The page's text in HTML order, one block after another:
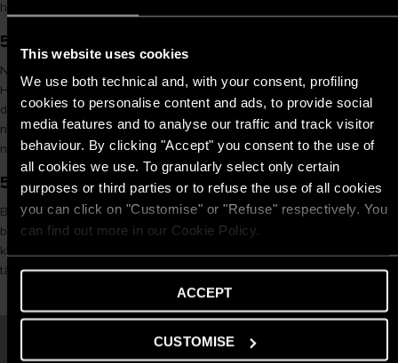
This website uses cookies
We use both technical and, with your consent, profiling
cookies to personalise content and ads, to provide social
media features and to analyse our traffic and track visitor
behaviour. By clicking "Accept" you consent to the use of
all cookies we use. To granularly select only certain
purposes or third parties or to refuse the use of all cookies
you can click on "Customise" or "Refuse" respectively. You
can find out more in our Cookie Policy.
ACCEPT
CUSTOMISE
hạn chế lãng phí điện năng và giảm áp lực lên hệ thống gia nhiệt.
5.3. Tận dụng các chức năng thông minh
Nếu máy nước nóng được trang bị các chế độ như Eco, Heat Pump,
Hybrid, Vacation, hẹn giờ hoặc điều khiển thông minh, bạn nên sử
dụng các tính năng này phù hợp với nhu cầu thực tế. Những chức
năng này giúp tối ưu mức tiêu thụ năng lượng và bảo đảm nguồn nước
nóng ổn định.
5.4. Giảm thời gian sử dụng bình nóng lạnh
Bạn không nên để máy hoạt động liên tục trong thời gian dài. Đối với
bình nóng lạnh gián tiếp, bạn chỉ cần bật máy trước khi sử dụng
khoảng 15 - 20 phút hoặc theo đúng hướng dẫn của nhà sản xuất, và
tắt máy sau khi dùng xong.